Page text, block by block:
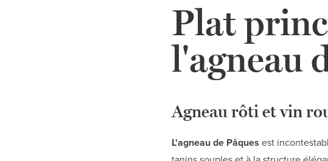
Plat
l'agneau
Agneau rôti et vin
L'agneau de Pâques est